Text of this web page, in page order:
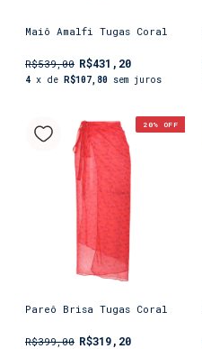
Maiô Amalfi Tugas Coral
R$539,00 R$431,20
4 x de R$107,80 sem juros
20% OFF
Pareô Brisa Tugas Coral
R$399,00 R$319,20